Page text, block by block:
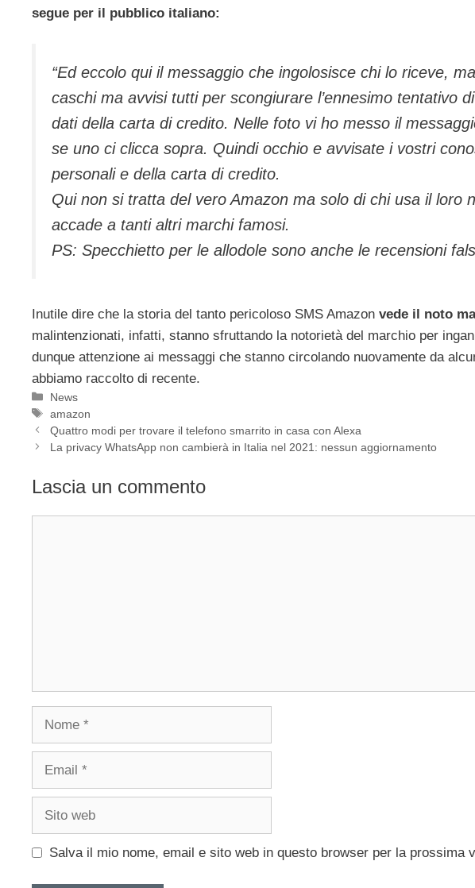
segue per il pubblico italiano:
“Ed eccolo qui il messaggio che ingolosisce chi lo riceve,
caschi ma avvisi tutti per scongiurare l’ennesimo tentativo
dati della carta di credito. Nelle foto vi ho messo il
se uno ci clicca sopra. Quindi occhio e avvisate i vostri
personali e della carta di credito.
Qui non si tratta del vero Amazon ma solo di chi usa il loro
accade a tanti altri marchi famosi.
PS: Specchietto per le allodole sono anche le recensioni
Inutile dire che la storia del tanto pericoloso SMS Amazon vede il noto
malintenzionati, infatti, stanno sfruttando la notorietà del marchio per
dunque attenzione ai messaggi che stanno circolando nuovamente da
abbiamo raccolto di recente.
Categorie
News
Tag
amazon
Quattro modi per trovare il telefono smarrito in casa con Alexa
La privacy WhatsApp non cambierà in Italia nel 2021: nessun aggiornamento
Lascia un commento
Nome
Email
Sito
Salva il mio nome, email e sito web in questo browser per la prossima